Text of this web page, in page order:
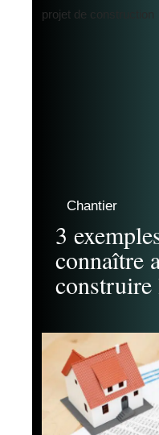
Chantier
3
connaître